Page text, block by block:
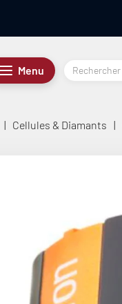
Menu
Menu
| Cellules & Diamants |